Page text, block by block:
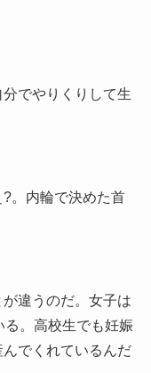
でやりくりして生
。内輪で決めた首
違うのだ。女子は
。高校生でも妊娠
でくれているんだ